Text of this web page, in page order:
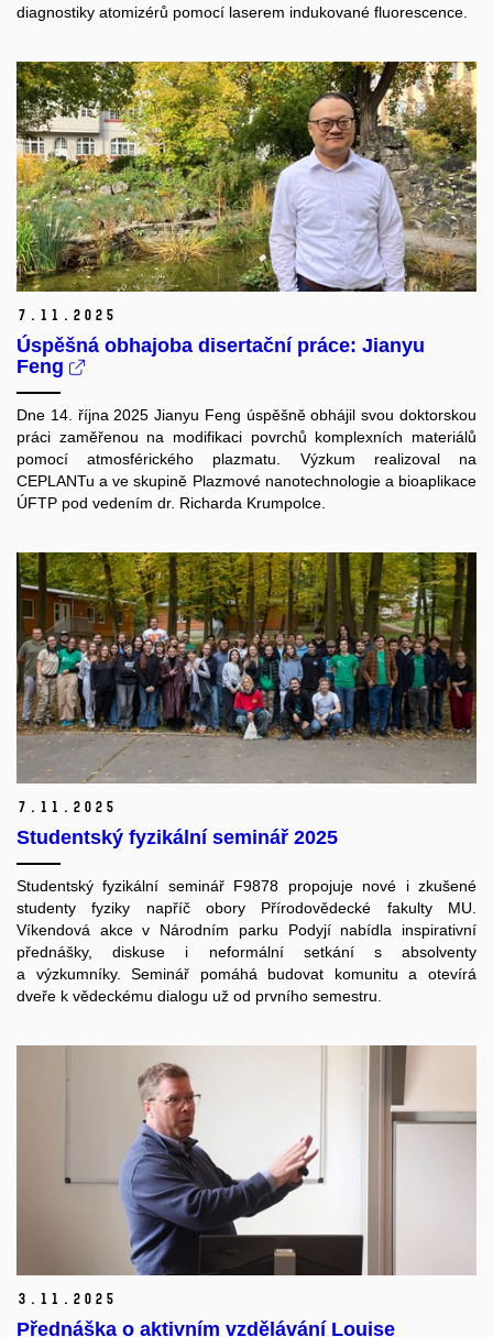
diagnostiky atomizérů pomocí laserem indukované fluorescence.
7. 11. 2025
Úspěšná obhajoba disertační práce: Jianyu
Feng
Dne 14. října 2025 Jianyu Feng úspěšně obhájil svou doktorskou
práci zaměřenou na modifikaci povrchů komplexních materiálů
pomocí atmosférického plazmatu. Výzkum realizoval na
CEPLANTu a ve skupině Plazmové nanotechnologie a bioaplikace
ÚFTP pod vedením dr. Richarda Krumpolce.
7. 11. 2025
Studentský fyzikální seminář 2025
Studentský fyzikální seminář F9878 propojuje nové i zkušené
studenty fyziky napříč obory Přírodovědecké fakulty MU.
Víkendová akce v Národním parku Podyjí nabídla inspirativní
přednášky, diskuse i neformální setkání s absolventy
a výzkumníky. Seminář pomáhá budovat komunitu a otevírá
dveře k vědeckému dialogu už od prvního semestru.
3. 11. 2025
Přednáška o aktivním vzdělávání Louise